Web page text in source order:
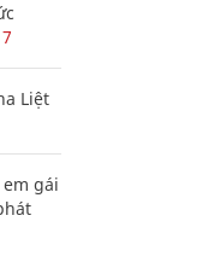
Liệt
gái